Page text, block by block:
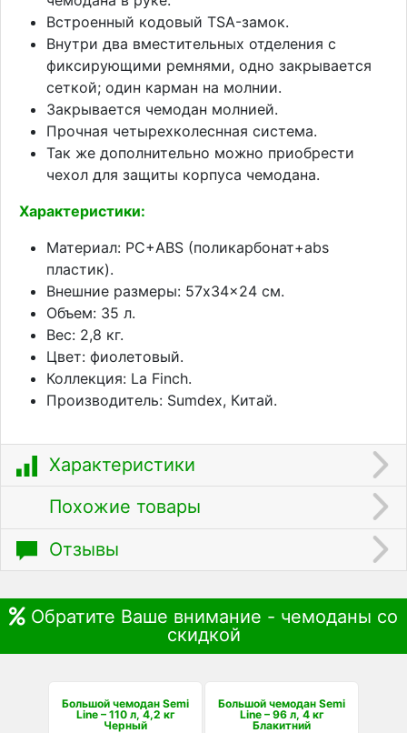
Встроенный кодовый TSA-замок.
Внутри два вместительных отделения с
фиксирующими ремнями, одно закрывается
сеткой; один карман на молнии.
Закрывается чемодан молнией.
Прочная четырехколеснная система.
Так же дополнительно можно приобрести
чехол для защиты корпуса чемодана.
Характеристики:
Материал: PC+ABS (поликарбонат+abs
пластик).
Внешние размеры: 57x34x24 см.
Объем: 35 л.
Вес: 2,8 кг.
Цвет: фиолетовый.
Коллекция: La Finch.
Производитель: Sumdex, Китай.
Характеристики
Похожие товары
Отзывы
Обратите Ваше внимание - чемоданы со
скидкой
Большой чемодан Semi
Line – 110 л, 4,2 кг
Черный
Большой чемодан Semi
Line – 96 л, 4 кг
Блакитний